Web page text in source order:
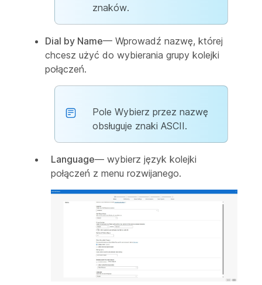
znaków.
Dial by Name— Wprowadź nazwę, której
chcesz użyć do wybierania grupy kolejki
połączeń.
Pole Wybierz przez nazwę
obsługuje znaki ASCII.
Language— wybierz język kolejki
połączeń z menu rozwijanego.